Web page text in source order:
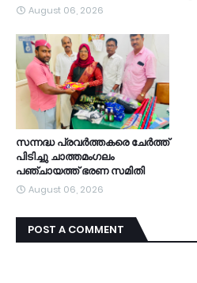
August 06, 2026
സന്നദ്ധ പ്രവർത്തകരെ ചേർത്ത്
പിടിച്ചു ചാത്തമംഗലം
പഞ്ചായത്ത്‌ ഭരണ സമിതി
August 06, 2026
POST A COMMENT